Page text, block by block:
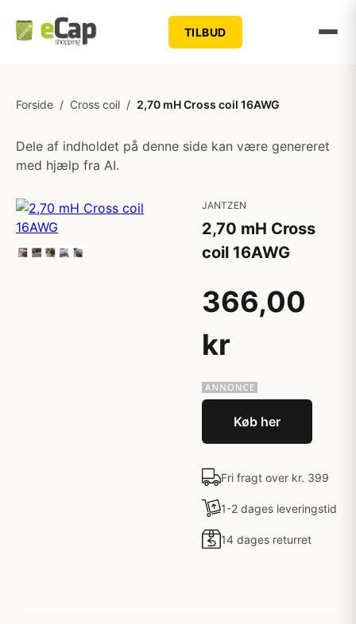
TILBUD
Forside / Cross coil / 2,70 mH Cross coil 16AWG
Dele af indholdet på denne side kan være genereret
med hjælp fra AI.
JANTZEN
2,70 mH Cross
coil 16AWG
366,00
kr
Køb her
Fri fragt over kr. 399
1-2 dages leveringstid
14 dages returret